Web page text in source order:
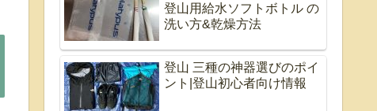
登山用給水ソフトボトル の
洗い方&乾燥方法
登山 三種の神器選びのポイ
ント|登山初心者向け情報